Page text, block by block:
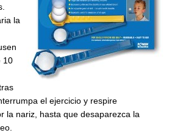
la
10
el ejercicio y respire
la nariz, hasta que desaparezca la